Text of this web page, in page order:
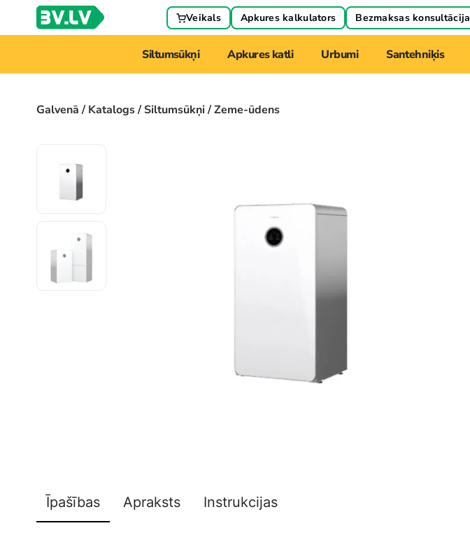
Veikals Apkures kalkulators Bezmaksas konsultācija
Siltumsūkņi Apkures katli Urbumi Santehniķis
Galvenā/Katalogs/Siltumsūkņi/ Zeme-ūdens
Īpašības Apraksts Instrukcijas